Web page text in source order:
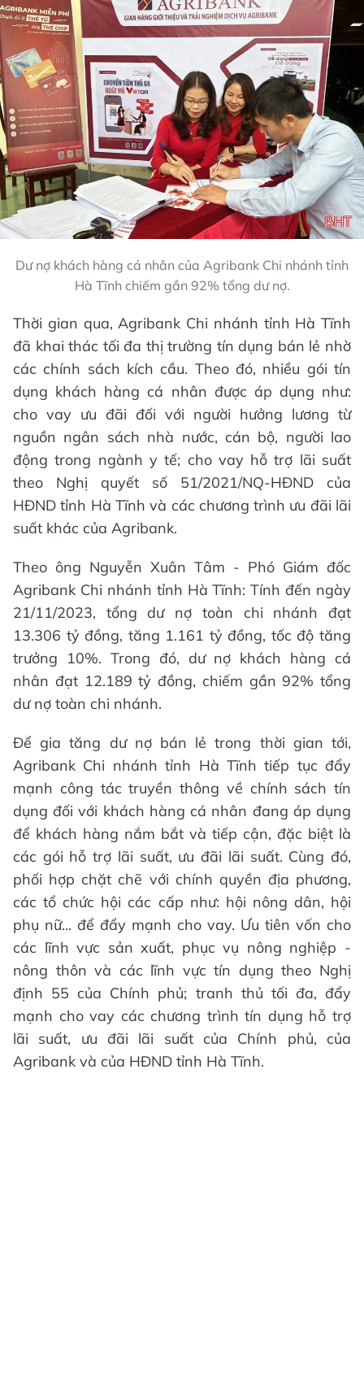
Dư nợ khách hàng cá nhân của Agribank Chi nhánh tỉnh
Hà Tĩnh chiếm gần 92% tổng dư nợ.
Thời gian qua, Agribank Chi nhánh tỉnh Hà Tĩnh
đã khai thác tối đa thị trường tín dụng bán lẻ nhờ
các chính sách kích cầu. Theo đó, nhiều gói tín
dụng khách hàng cá nhân được áp dụng như:
cho vay ưu đãi đối với người hưởng lương từ
nguồn ngân sách nhà nước, cán bộ, người lao
động trong ngành y tế; cho vay hỗ trợ lãi suất
theo Nghị quyết số 51/2021/NQ-HĐND của
HĐND tỉnh Hà Tĩnh và các chương trình ưu đãi lãi
suất khác của Agribank.
Theo ông Nguyễn Xuân Tâm - Phó Giám đốc
Agribank Chi nhánh tỉnh Hà Tĩnh: Tính đến ngày
21/11/2023, tổng dư nợ toàn chi nhánh đạt
13.306 tỷ đồng, tăng 1.161 tỷ đồng, tốc độ tăng
trưởng 10%. Trong đó, dư nợ khách hàng cá
nhân đạt 12.189 tỷ đồng, chiếm gần 92% tổng
dư nợ toàn chi nhánh.
Để gia tăng dư nợ bán lẻ trong thời gian tới,
Agribank Chi nhánh tỉnh Hà Tĩnh tiếp tục đẩy
mạnh công tác truyền thông về chính sách tín
dụng đối với khách hàng cá nhân đang áp dụng
để khách hàng nắm bắt và tiếp cận, đặc biệt là
các gói hỗ trợ lãi suất, ưu đãi lãi suất. Cùng đó,
phối hợp chặt chẽ với chính quyền địa phương,
các tổ chức hội các cấp như: hội nông dân, hội
phụ nữ... để đẩy mạnh cho vay. Ưu tiên vốn cho
các lĩnh vực sản xuất, phục vụ nông nghiệp -
nông thôn và các lĩnh vực tín dụng theo Nghị
định 55 của Chính phủ; tranh thủ tối đa, đẩy
mạnh cho vay các chương trình tín dụng hỗ trợ
lãi suất, ưu đãi lãi suất của Chính phủ, của
Agribank và của HĐND tỉnh Hà Tĩnh.